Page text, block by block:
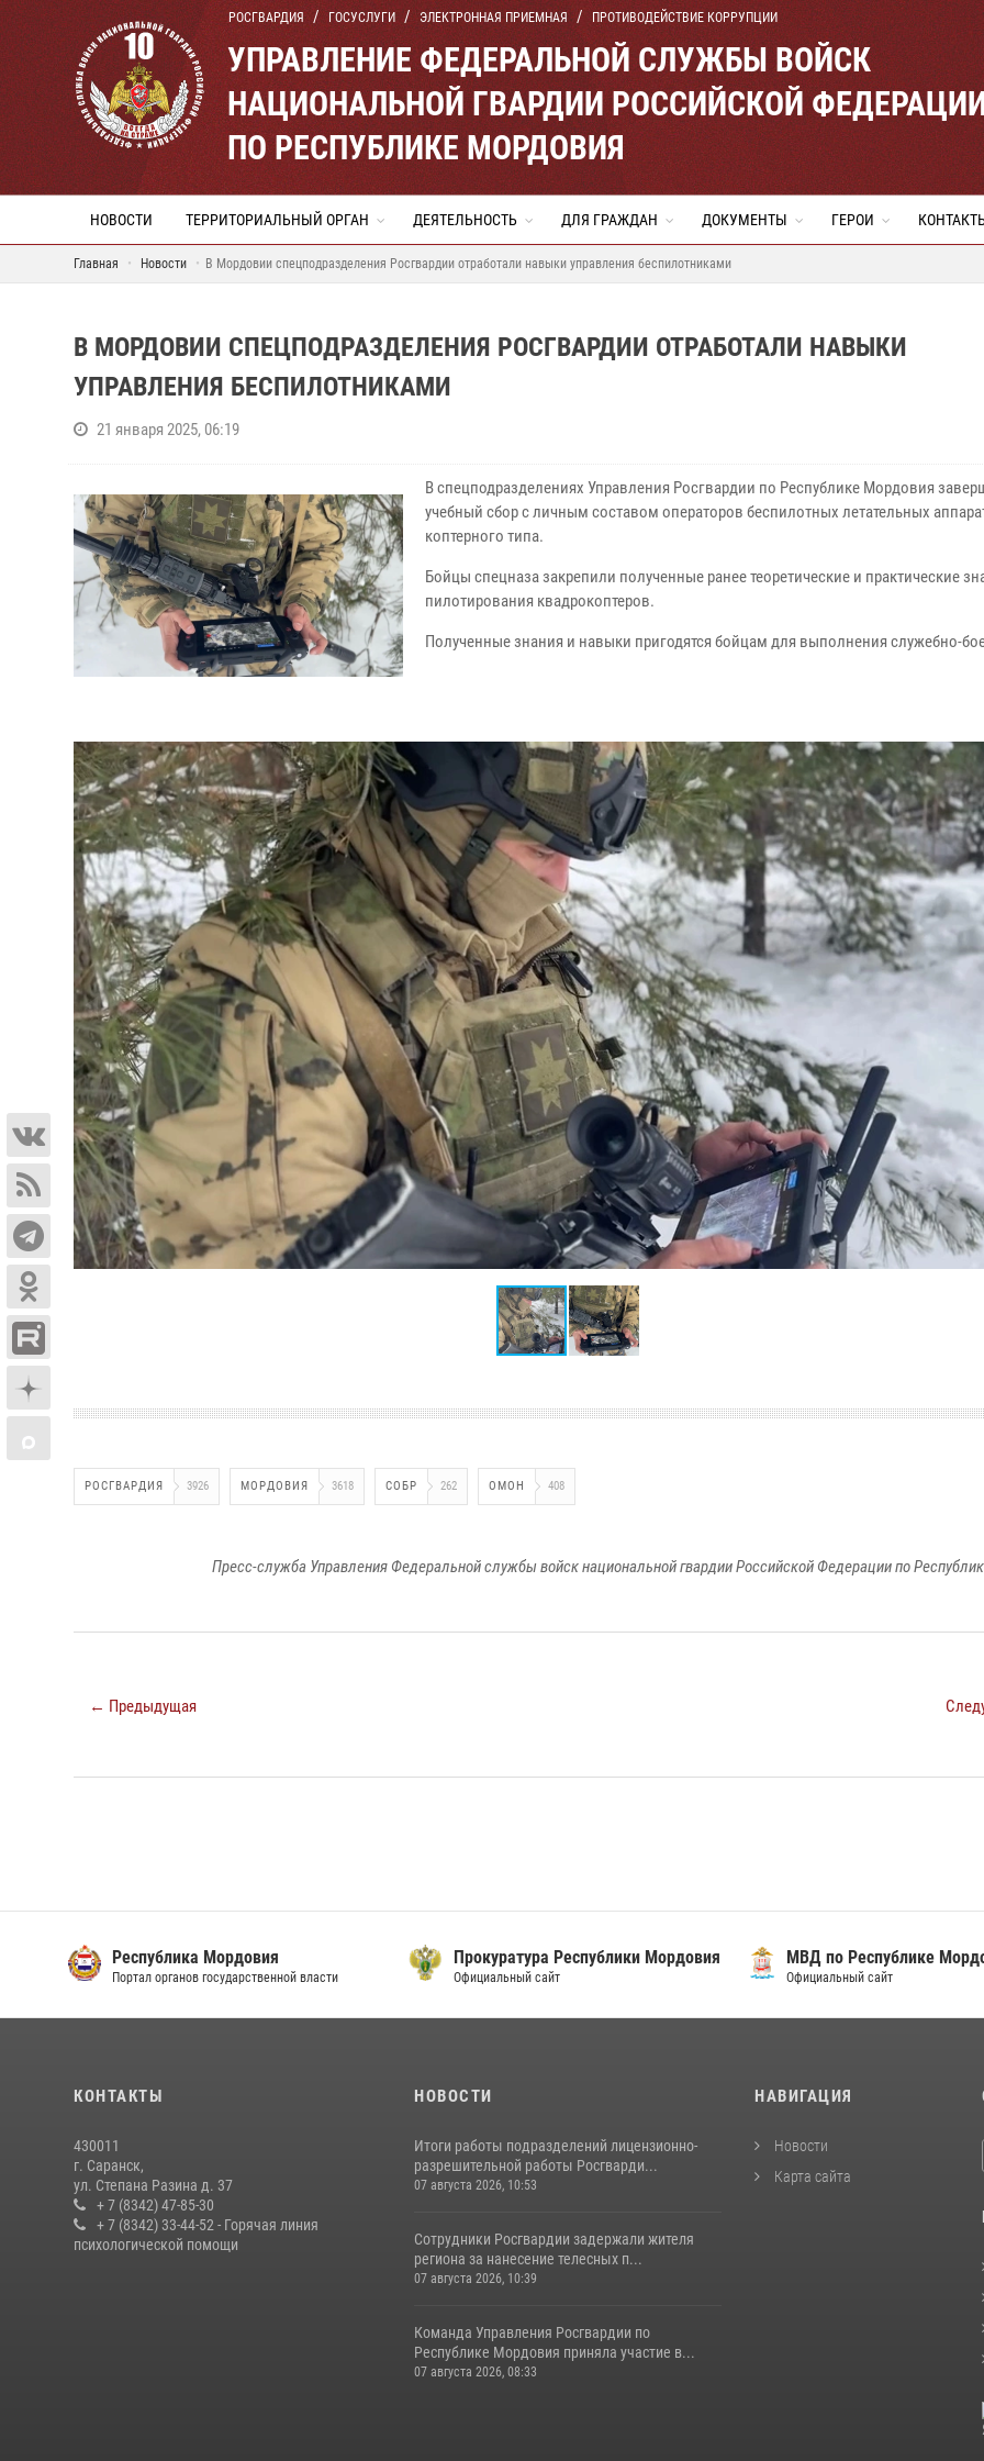
РОСГВАРДИЯ ГОСУСЛУГИ ЭЛЕКТРОННАЯ ПРИЕМНАЯ ПРОТИВОДЕЙСТВИЕ КОРРУПЦИИ
УПРАВЛЕНИЕ ФЕДЕРАЛЬНОЙ СЛУЖБЫ ВОЙСК
НАЦИОНАЛЬНОЙ ГВАРДИИ РОССИЙСКОЙ
ПО РЕСПУБЛИКЕ МОРДОВИЯ
НОВОСТИ ТЕРРИТОРИАЛЬНЫЙ ОРГАН ДЕЯТЕЛЬНОСТЬ ДЛЯ ГРАЖДАН ДОКУМЕНТЫ ГЕРОИ
Главная Новости В Мордовии спецподразделения Росгвардии отработали навыки управления беспилотниками
В МОРДОВИИ СПЕЦПОДРАЗДЕЛЕНИЯ РОСГВАРДИИ ОТРАБОТАЛИ НАВЫКИ
УПРАВЛЕНИЯ БЕСПИЛОТНИКАМИ
21 января 2025, 06:19
В спецподразделениях Управления Росгвардии по Республике Мордовия
учебный сбор с личным составом операторов беспилотных летательных
коптерного типа.
Бойцы спецназа закрепили полученные ранее теоретические и практические
пилотирования квадрокоптеров.
Полученные знания и навыки пригодятся бойцам для выполнения служебно-
РОСГВАРДИЯ 3926 МОРДОВИЯ 3618 СОБР 262 ОМОН 408
Пресс-служба Управления Федеральной службы войск национальной гвардии Российской Федерации по
← Предыдущая
Республика Мордовия
Портал органов государственной власти
Прокуратура Республики Мордовия
Официальный сайт
МВД по Республике
Официальный сайт
КОНТАКТЫ
430011
г. Саранск,
ул. Степана Разина д. 37
+ 7 (8342) 47-85-30
+ 7 (8342) 33-44-52 - Горячая линия
психологической помощи
НОВОСТИ
Итоги работы подразделений лицензионно-
разрешительной работы Росгварди...
07 августа 2026, 10:53
Сотрудники Росгвардии задержали жителя
региона за нанесение телесных п...
07 августа 2026, 10:39
Команда Управления Росгвардии по
Республике Мордовия приняла участие в...
07 августа 2026, 08:33
НАВИГАЦИЯ
Новости
Карта сайта